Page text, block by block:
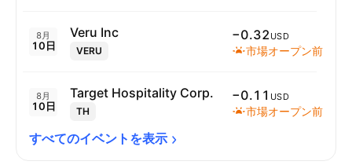
8月
10日
Veru Inc
VERU
−0.32USD
市場オープン前
8月
10日
Target Hospitality Corp.
TH
−0.11 USD
市場オープン前
すべてのイベントを表示